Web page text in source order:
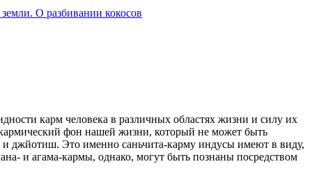
О разбивании кокосов
карм человека в различных областях жизни и силу их
фон нашей жизни, который не может быть
джйотиш. Это именно саньчита-карму индусы имеют в виду,
и агама-кармы, однако, могут быть познаны посредством